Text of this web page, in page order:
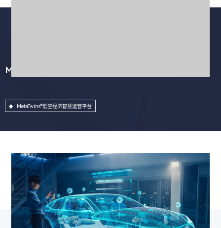
MetaTwins®低空经济智慧运管平台
MetaTwins®低空经济智慧运管平台